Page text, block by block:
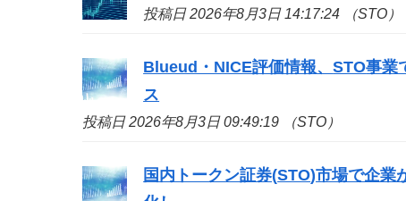
投稿日 2026年8月3日 14:17:24 （STO）
Blueud・NICE評価情報、STO事業
ス
投稿日 2026年8月3日 09:49:19 （STO）
国内トークン証券(STO)市場で企業